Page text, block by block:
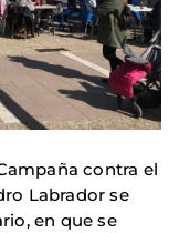
contra el
Labrador se
en que se